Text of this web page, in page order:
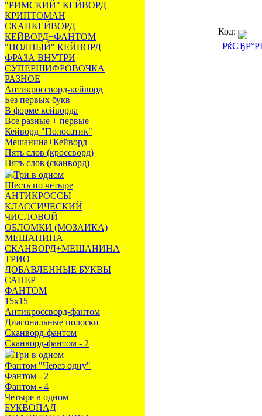
"РИМСКИЙ" КЕЙВОРД
КРИПТОМАН
СКАНКЕЙВОРД
КЕЙВОРД+ФАНТОМ
"ПОЛНЫЙ" КЕЙВОРД
ФРАЗА ВНУТРИ
СУПЕРШИФРОВОЧКА
РАЗНОЕ
Антикроссворд-кейворд
Без первых букв
В форме кейворда
Все разные + первые
Кейворд "Полосатик"
Мешанина+Кейворд
Пять слов (кроссворд)
Пять слов (сканворд)
Три в одном
Шесть по четыре
АНТИКРОССЫ
КЛАССИЧЕСКИЙ
ЧИСЛОВОЙ
ОБЛОМКИ (МОЗАИКА)
МЕШАНИНА
СКАНВОРД+МЕШАНИНА
ТРИО
ДОБАВЛЕННЫЕ БУКВЫ
САПЕР
ФАНТОМ
15х15
Антикроссворд-фантом
Диагональные полоски
Сканворд-фантом
Сканворд-фантом - 2
Три в одном
Фантом "Через одну"
Фантом - 2
Фантом - 4
Четыре в одном
БУКВОПАД
Код: